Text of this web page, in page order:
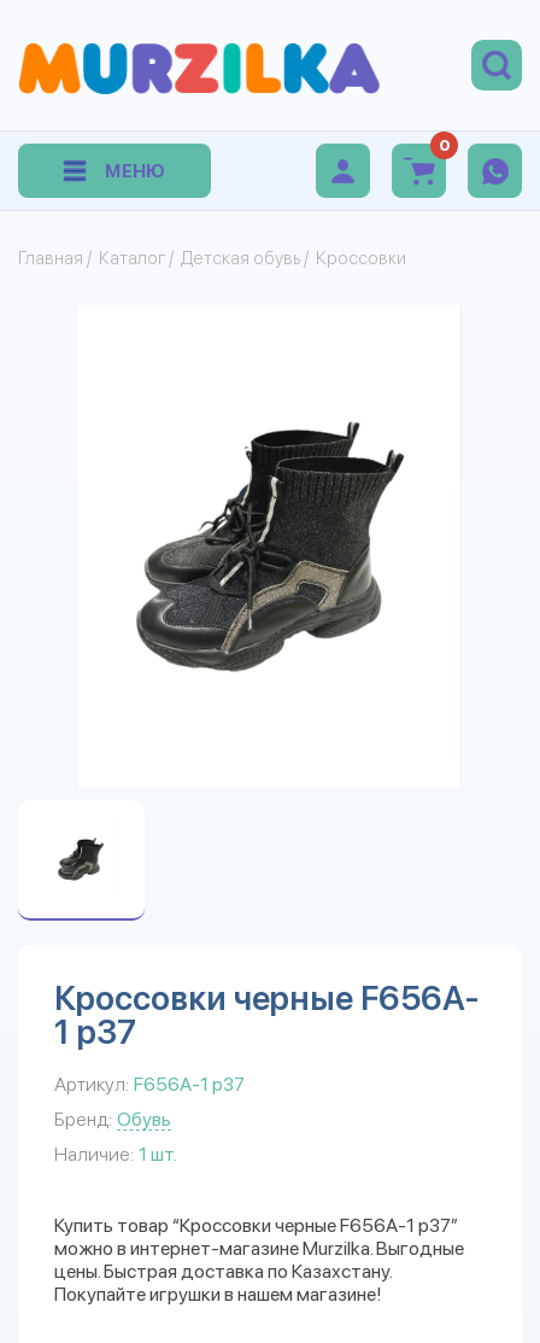
МЕНЮ
0
Главная / Каталог / Детская обувь / Кроссовки
Кроссовки черные F656A-
1 р37
Артикул: F656A-1 р37
Бренд: Обувь
Наличие: 1 шт.
Купить товар “Кроссовки черные F656A-1 р37”
можно в интернет-магазине Murzilka. Выгодные
цены. Быстрая доставка по Казахстану.
Покупайте игрушки в нашем магазине!